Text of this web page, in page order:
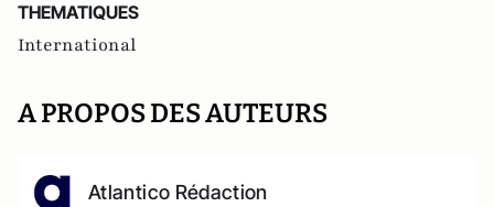
THEMATIQUES
International
A PROPOS DES AUTEURS
Atlantico Rédaction